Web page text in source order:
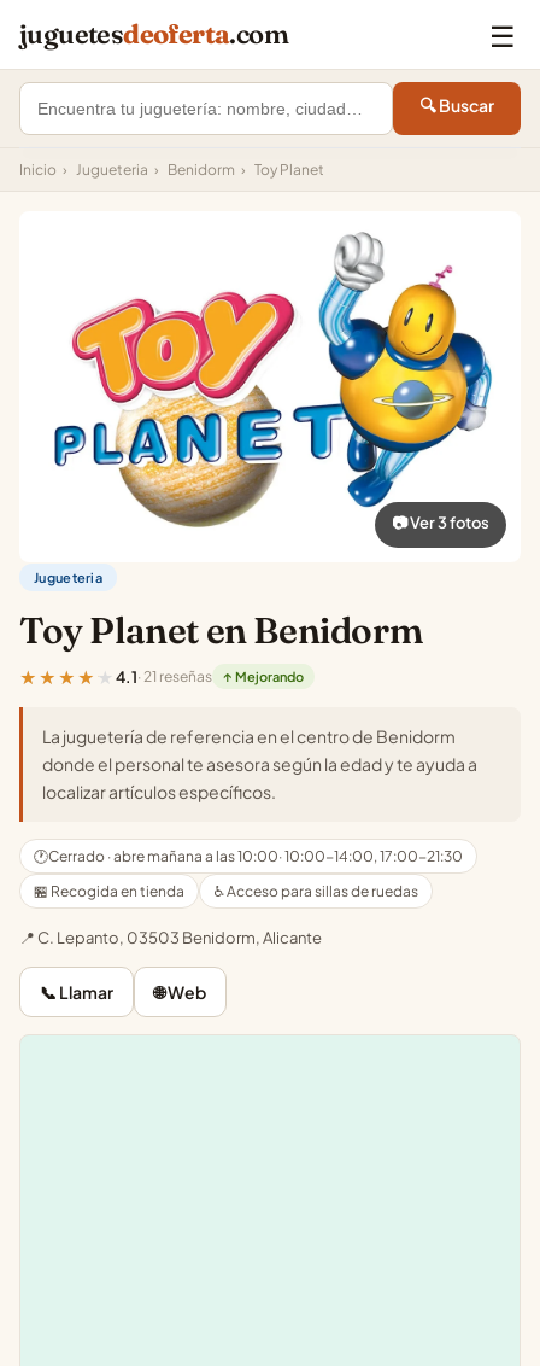
juguetesdeoferta.com ☰
🔍 Buscar
Inicio › Jugueteria › Benidorm › Toy Planet
📷 Ver 3 fotos
Jugueteria
Toy Planet en Benidorm
★★★★★ 4.1· 21 reseñas ↑ Mejorando
La juguetería de referencia en el centro de Benidorm
donde el personal te asesora según la edad y te ayuda a
localizar artículos específicos.
🕐Cerrado · abre mañana a las 10:00· 10:00-14:00, 17:00-21:30
🏪 Recogida en tienda
♿ Acceso para sillas de ruedas
📍 C. Lepanto, 03503 Benidorm, Alicante
📞 Llamar 🌐 Web